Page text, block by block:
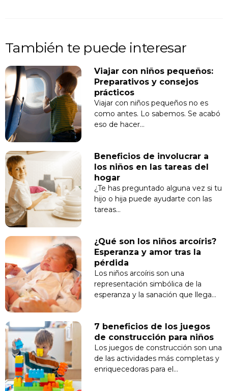
También te puede interesar
Viajar con niños pequeños:
Preparativos y consejos
prácticos
Viajar con niños pequeños no es
como antes. Lo sabemos. Se acabó
eso de hacer…
Beneficios de involucrar a
los niños en las tareas del
hogar
¿Te has preguntado alguna vez si tu
hijo o hija puede ayudarte con las
tareas…
¿Qué son los niños arcoíris?
Esperanza y amor tras la
pérdida
Los niños arcoíris son una
representación simbólica de la
esperanza y la sanación que llega…
7 beneficios de los juegos
de construcción para niños
Los juegos de construcción son una
de las actividades más completas y
enriquecedoras para el…